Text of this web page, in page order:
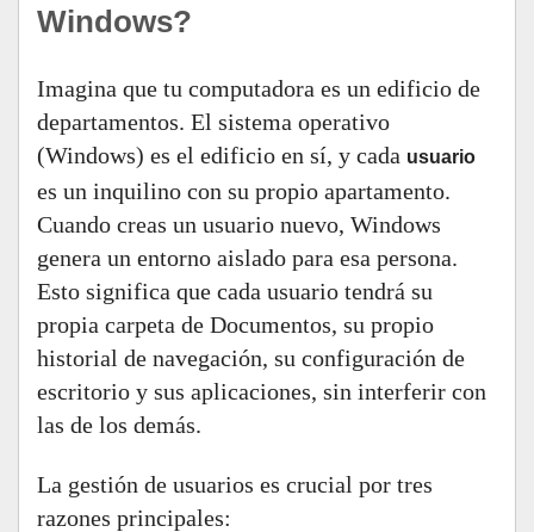
Windows?
Imagina que tu computadora es un edificio de
departamentos. El sistema operativo
(Windows) es el edificio en sí, y cada usuario
es un inquilino con su propio apartamento.
Cuando creas un usuario nuevo, Windows
genera un entorno aislado para esa persona.
Esto significa que cada usuario tendrá su
propia carpeta de Documentos, su propio
historial de navegación, su configuración de
escritorio y sus aplicaciones, sin interferir con
las de los demás.
La gestión de usuarios es crucial por tres
razones principales: